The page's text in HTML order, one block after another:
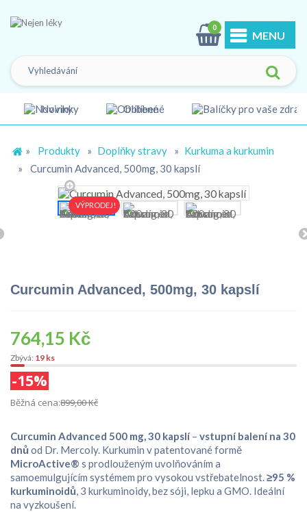
0
Novinky Oblíbené
MENU
» Produkty » Doplňky stravy » Kurkuma a kurkumin
»
Curcumin Advanced, 500mg, 30 kapslí
VÝPRODEJ!
Curcumin Advanced, 500mg, 30 kapslí
764,15 Kč
Zbývá: 19 ks
-15%
Běžná cena:899,00 Kč
Curcumin Advanced 500 mg, 30 kapslí– vstupní balení na 30
dnů od Dr. Mercoly. Kurkumin v patentované formě
MicroActive® s prodlouženým uvolňováním a
samoemulgujícím systémem pro vysokou vstřebatelnost.≥95 %
kurkuminoidů, 3 kurkuminoidy, bez sóji, lepku a GMO. Ideální
na vyzkoušení.